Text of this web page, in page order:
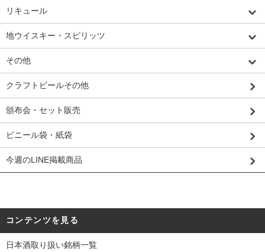
リキュール
地ウイスキー・スピリッツ
その他
クラフトビールその他
頒布会・セット販売
ビニール袋・紙袋
今週のLINE掲載商品
コンテンツを見る
日本酒取り扱い銘柄一覧